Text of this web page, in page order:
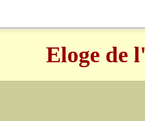
Eloge de